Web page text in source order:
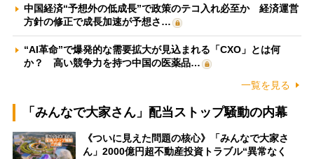
中国経済“予想外の低成長”で政策のテコ入れ必至か 経済運営
方針の修正で成長加速が予想さ…
“AI革命”で爆発的な需要拡大が見込まれる「CXO」とは何
か？ 高い競争力を持つ中国の医薬品…
一覧を見る
「みんなで大家さん」配当ストップ騒動の内幕
《ついに見えた問題の核心》「みんなで大家さ
ん」2000億円超不動産投資トラブル“異常なく